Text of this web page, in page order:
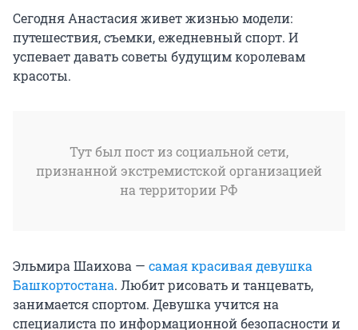
Сегодня Анастасия живет жизнью модели:
путешествия, съемки, ежедневный спорт. И
успевает давать советы будущим королевам
красоты.
Тут был пост из социальной сети,
признанной экстремистской организацией
на территории РФ
Эльмира Шаихова — самая красивая девушка
Башкортостана. Любит рисовать и танцевать,
занимается спортом. Девушка учится на
специалиста по информационной безопасности и